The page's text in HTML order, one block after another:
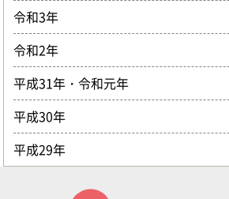
令和3年
令和2年
平成31年・令和元年
平成30年
平成29年